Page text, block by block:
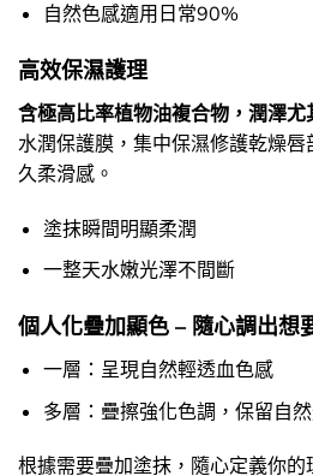
自然色感適用日常90%
高效保濕護理
含極高比率植物油複合物，潤澤尤
水潤保護膜，集中保濕修護乾燥
久柔滑感。
塗抹瞬間明顯柔潤
一整天水嫩光澤不間斷
個人化疊加顯色 – 隨心調出想
一層：呈現自然輕透血色感
多層：疊擦強化色調，保留自
根據需要疊加塗抹，隨心定義你的